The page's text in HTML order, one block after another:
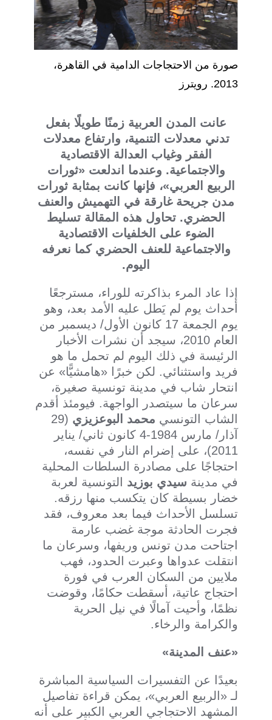
صورة من الاحتجاجات الدامية في القاهرة،
2013. رويترز
عانت المدن العربية زمنًا طويلًا بفعل
تدني معدلات التنمية، وارتفاع معدلات
الفقر وغياب العدالة الاقتصادية
والاجتماعية. وعندما اندلعت «ثورات
الربيع العربي»، فإنها كانت بمثابة ثورات
مدن جريحة غارقة في التهميش والعنف
الحضري. تحاول هذه المقالة تسليط
الضوء على الخلفيات الاقتصادية
والاجتماعية للعنف الحضري كما نعرفه
اليوم.
إذا عاد المرء بذاكرته للوراء، مسترجعًا
أحداث يوم لم يَطل عليه الأمد بعد، وهو
يوم الجمعة 17 كانون الأول/ ديسمبر من
العام 2010، سيجد أن نشرات الأخبار
الرئيسة في ذلك اليوم لم تحمل ما هو
فريد واستثنائي. لكن خبرًا «هامشيًّا» عن
انتحار شاب في مدينة تونسية صغيرة،
سرعان ما سيتصدر الواجهة. فيومئذ أقدم
الشاب التونسي محمد البوعزيزي
(29
آذار/ مارس 1984-4 كانون ثاني/ يناير
2011)، على إضرام النار في نفسه،
احتجاجًا على مصادرة السلطات المحلية
في مدينة سيدي بوزيد
التونسية لعربة
خضار بسيطة كان يتكسب منها رزقه.
تسلسل الأحداث فيما بعد معروف، فقد
فجرت الحادثة موجة غضب عارمة
اجتاحت مدن تونس وريفها، وسرعان ما
انتقلت عدواها وعبرت الحدود، فهب
ملايين من السكان العرب في فورة
احتجاج عاتية، أسقطت حكامًا، وقوضت
نظمًا، وأحيت آمالًا في نيل الحرية
والكرامة والرخاء.
«عنف المدينة»
بعيدًا عن التفسيرات السياسية المباشرة
لـ «الربيع العربي»، يمكن قراءة تفاصيل
المشهد الاحتجاجي العربي الكبير على أنه